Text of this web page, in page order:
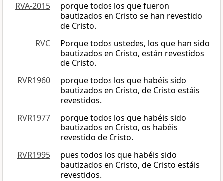
RVA-2015
porque todos los que fueron
bautizados en Cristo se han revestido
de Cristo.
RVC
Porque todos ustedes, los que han sido
bautizados en Cristo, están revestidos
de Cristo.
RVR1960
porque todos los que habéis sido
bautizados en Cristo, de Cristo estáis
revestidos.
RVR1977
porque todos los que habéis sido
bautizados en Cristo, os habéis
revestido de Cristo.
RVR1995
pues todos los que habéis sido
bautizados en Cristo, de Cristo estáis
revestidos.